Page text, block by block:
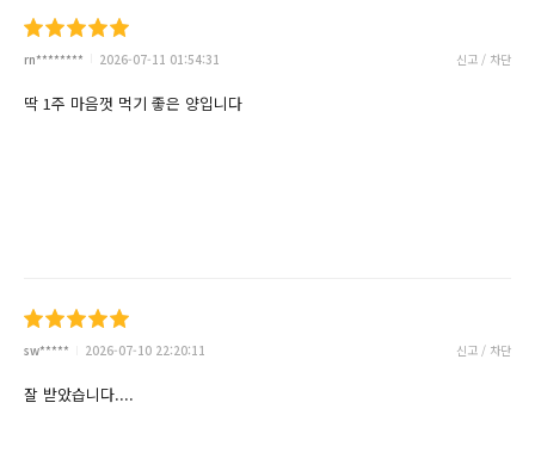
rn******** 2026-07-11 01:54:31 신고 / 차단
딱 1주 마음껏 먹기 좋은 양입니다
sw***** 2026-07-10 22:20:11 신고 / 차단
잘 받았습니다....